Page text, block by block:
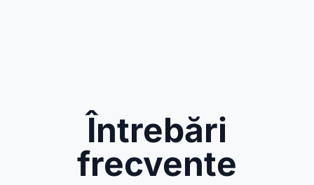
Întrebări
frecvente